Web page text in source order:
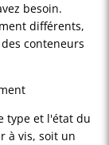
besoin.
différents,
conteneurs
type et l'état du
à vis, soit un